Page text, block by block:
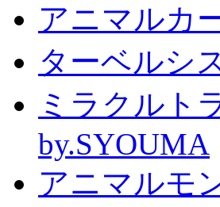
アニマルカ
ターベルシ
ミラクルト
by.SYOUMA
アニマルモ